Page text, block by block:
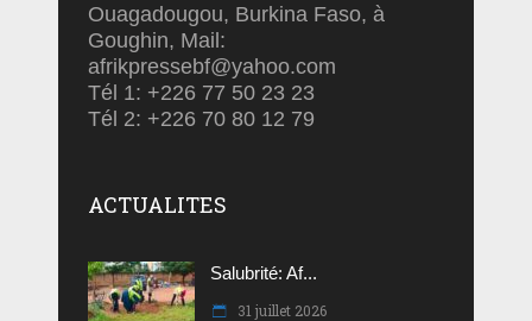
Ouagadougou, Burkina Faso, à
Goughin, Mail:
afrikpressebf@yahoo.com
Tél 1: +226 77 50 23 23
Tél 2: +226 70 80 12 79
ACTUALITES
Salubrité: Af...
31 juillet 2026